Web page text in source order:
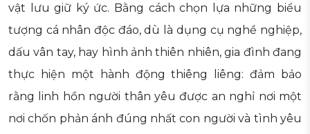
vật lưu giữ ký ức. Bằng cách chọn lựa những biểu
tượng cá nhân độc đáo, dù là dụng cụ nghề nghiệp,
dấu vân tay, hay hình ảnh thiên nhiên, gia đình đang
thực hiện một hành động thiêng liêng: đảm bảo
rằng linh hồn người thân yêu được an nghỉ nơi một
nơi chốn phản ánh đúng nhất con người và tình yêu